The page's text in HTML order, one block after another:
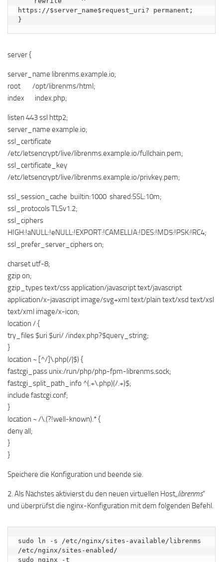
https://$server_name$request_uri? permanent;
}
server {
server_name librenms.example.io;
root /opt/librenms/html;
index index.php;
listen 443 ssl http2;
server_name example.io;
ssl_certificate
/etc/letsencrypt/live/librenms.example.io/fullchain.pem;
ssl_certificate_key
/etc/letsencrypt/live/librenms.example.io/privkey.pem;
ssl_session_cache builtin:1000 shared:SSL:10m;
ssl_protocols TLSv1.2;
ssl_ciphers
HIGH:!aNULL:!eNULL:!EXPORT:!CAMELLIA:!DES:!MD5:!PSK:!RC4;
ssl_prefer_server_ciphers on;
charset utf-8;
gzip on;
gzip_types text/css application/javascript text/javascript
application/x-javascript image/svg+xml text/plain text/xsd text/xsl
text/xml image/x-icon;
location / {
try_files $uri $uri/ /index.php?$query_string;
}
location ~ [^/]\.php(/|$) {
fastcgi_pass unix:/run/php/php-fpm-librenms.sock;
fastcgi_split_path_info ^(.+\.php)(/.+)$;
include fastcgi.conf;
}
location ~ /\.(?!well-known).* {
deny all;
}
}
Speichere die Konfiguration und beende sie.
2. Als Nächstes aktivierst du den neuen virtuellen Host „librenms“
und überprüfst die nginx-Konfiguration mit dem folgenden Befehl.
sudo ln -s /etc/nginx/sites-available/librenms
/etc/nginx/sites-enabled/
sudo nginx -t